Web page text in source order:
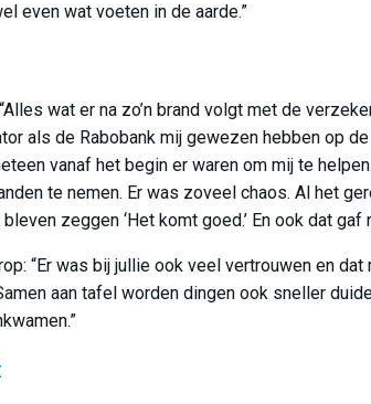
even wat voeten in de aarde.”
wat er na zo’n brand volgt met de
als de Rabobank mij gewezen hebben op
vanaf het begin er waren om mij te
te nemen. Er was zoveel chaos. Al het
zeggen ‘Het komt goed.’ En ook dat gaf
“Er was bij jullie ook veel vertrouwen en
aan tafel worden dingen ook sneller